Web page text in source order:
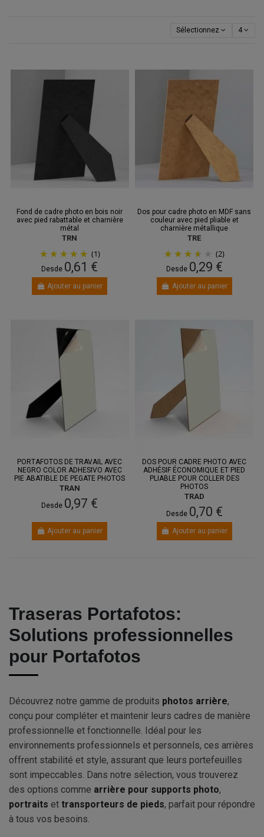
Sélectionnez 4
Fond de cadre photo en bois noir
avec pied rabattable et charnière
métal
TRN
(1)
Desde 0,61 €
Ajouter au panier
Dos pour cadre photo en MDF sans
couleur avec pied pliable et
charnière métallique
TRE
(2)
Desde 0,29 €
Ajouter au panier
PORTAFOTOS DE TRAVAIL AVEC
NEGRO COLOR ADHESIVO AVEC
PIE ABATIBLE DE PEGATE PHOTOS
TRAN
Desde 0,97 €
Ajouter au panier
DOS POUR CADRE PHOTO AVEC
ADHÉSIF ÉCONOMIQUE ET PIED
PLIABLE POUR COLLER DES
PHOTOS
TRAD
Desde 0,70 €
Ajouter au panier
Traseras Portafotos:
Solutions professionnelles
pour Portafotos
Découvrez notre gamme de produits photos arrière,
conçu pour compléter et maintenir leurs cadres de manière
professionnelle et fonctionnelle. Idéal pour les
environnements professionnels et personnels, ces arrières
offrent stabilité et style, assurant que leurs portefeuilles
sont impeccables. Dans notre sélection, vous trouverez
des options comme arrière pour supports photo,
portraits et transporteurs de pieds, parfait pour répondre
à tous vos besoins.